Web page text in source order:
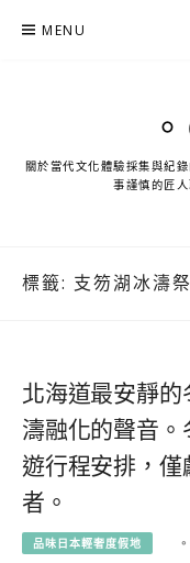
MENU
關於當代文化體驗採集與紀
事謹慎的匠
標籤: 支笏湖冰濤祭
北海道最安靜
濤融化的聲音。
遊行程安排，
者。
品味日本輕奢度假地